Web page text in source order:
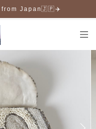
from Japan🇯🇵✈️